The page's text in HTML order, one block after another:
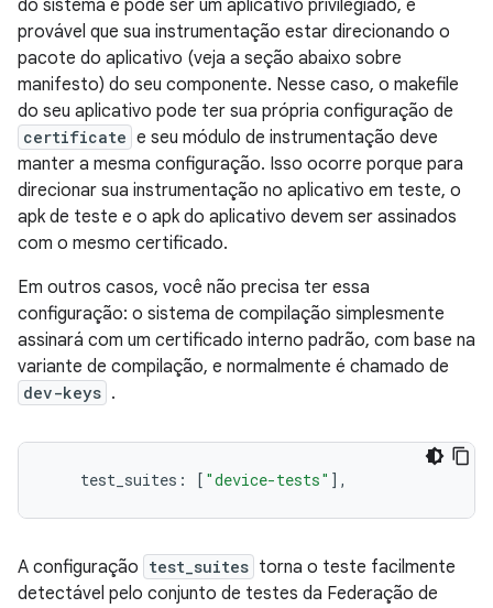
do sistema e pode ser um aplicativo privilegiado, é
provável que sua instrumentação estar direcionando o
pacote do aplicativo (veja a seção abaixo sobre
manifesto) do seu componente. Nesse caso, o makefile
do seu aplicativo pode ter sua própria configuração de
certificate e seu módulo de instrumentação deve
manter a mesma configuração. Isso ocorre porque para
direcionar sua instrumentação no aplicativo em teste, o
apk de teste e o apk do aplicativo devem ser assinados
com o mesmo certificado.
Em outros casos, você não precisa ter essa
configuração: o sistema de compilação simplesmente
assinará com um certificado interno padrão, com base na
variante de compilação, e normalmente é chamado de
dev-keys .
test_suites : [ "device-tests" ],
A configuração test_suites torna o teste facilmente
detectável pelo conjunto de testes da Federação de